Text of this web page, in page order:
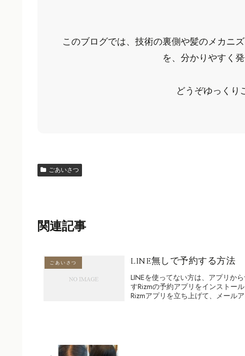
このブログでは、技術の裏側や髪のメカニ
を、分かりやすく
どうぞゆっくり
ごあいさつ
関連記事
ごあいさつ LINE無しで予約する方法
LINEを使ってない方は、アプリか
すRizmの予約アプリをインストー
Rizmアプリを立ち上げて、メール